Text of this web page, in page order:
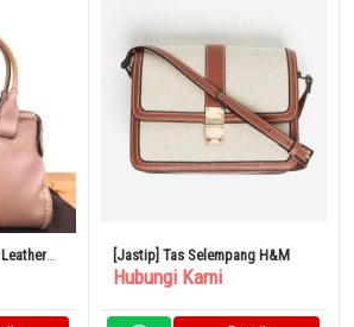
[Jastip] Tas Selempang H&M
Hubungi Kami